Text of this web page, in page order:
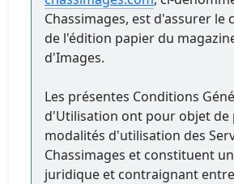
Chassimages, est d'assurer le
de l'édition papier du
d'Images.
Les présentes Conditions
d'Utilisation ont pour objet de
modalités d'utilisation des
Chassimages et constituent
juridique et contraignant